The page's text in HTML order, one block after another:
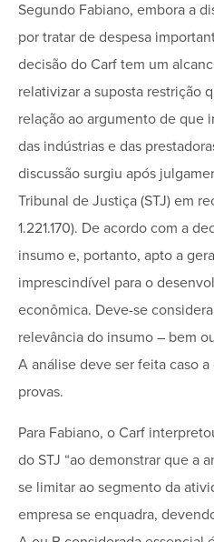
Segundo Fabiano, embora a
por tratar de despesa
decisão do Carf tem um
relativizar a suposta restrição
relação ao argumento de que
das indústrias e das
discussão surgiu após
Tribunal de Justiça (STJ) em
1.221.170). De acordo com a
insumo e, portanto, apto a
imprescindível para o
econômica. Deve-se
relevância do insumo – bem
A análise deve ser feita caso
provas.
Para Fabiano, o Carf
do STJ “ao demonstrar que a
se limitar ao segmento da
empresa se enquadra,